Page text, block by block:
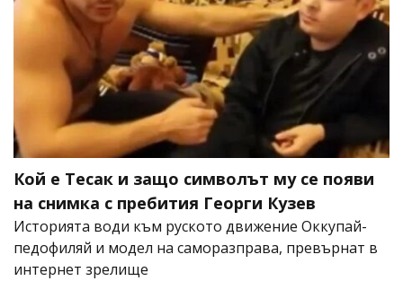
Кой е Тесак и защо символът му се появи
на снимка с пребития Георги Кузев
Историята води към руското движение Оккупай-
педофиляй и модел на саморазправа, превърнат в
интернет зрелище